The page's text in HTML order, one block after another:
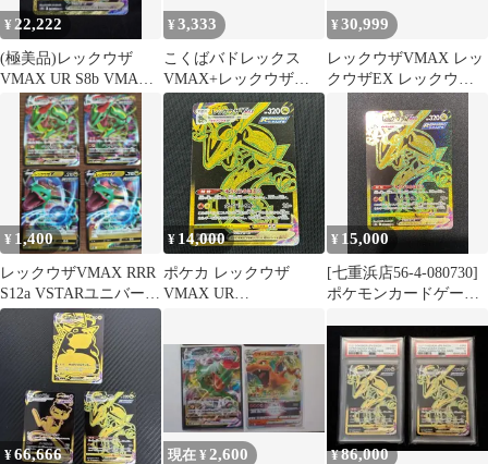
¥ 22,222
(極美品)レックウザ
VMAX UR S8b VMAX
クライマックス 284/18
¥3,333
こくばバドレックス
VMAX+レックウザ
VMAX 構築済みデッ
キ
¥30,999
レックウザVMAX レッ
クウザEX レックウザ
GX 各1枚、3枚セット
¥ 1,400
レックウザVMAX RRR
S12a VSTARユニバース
108/172
¥ 14,000
ポケカ レックウザ
VMAX UR
¥ 15,000
[七重浜店56-4-080730]
ポケモンカードゲーム
284/184
¥66,666 現在 ¥ 2,600 ¥86,000